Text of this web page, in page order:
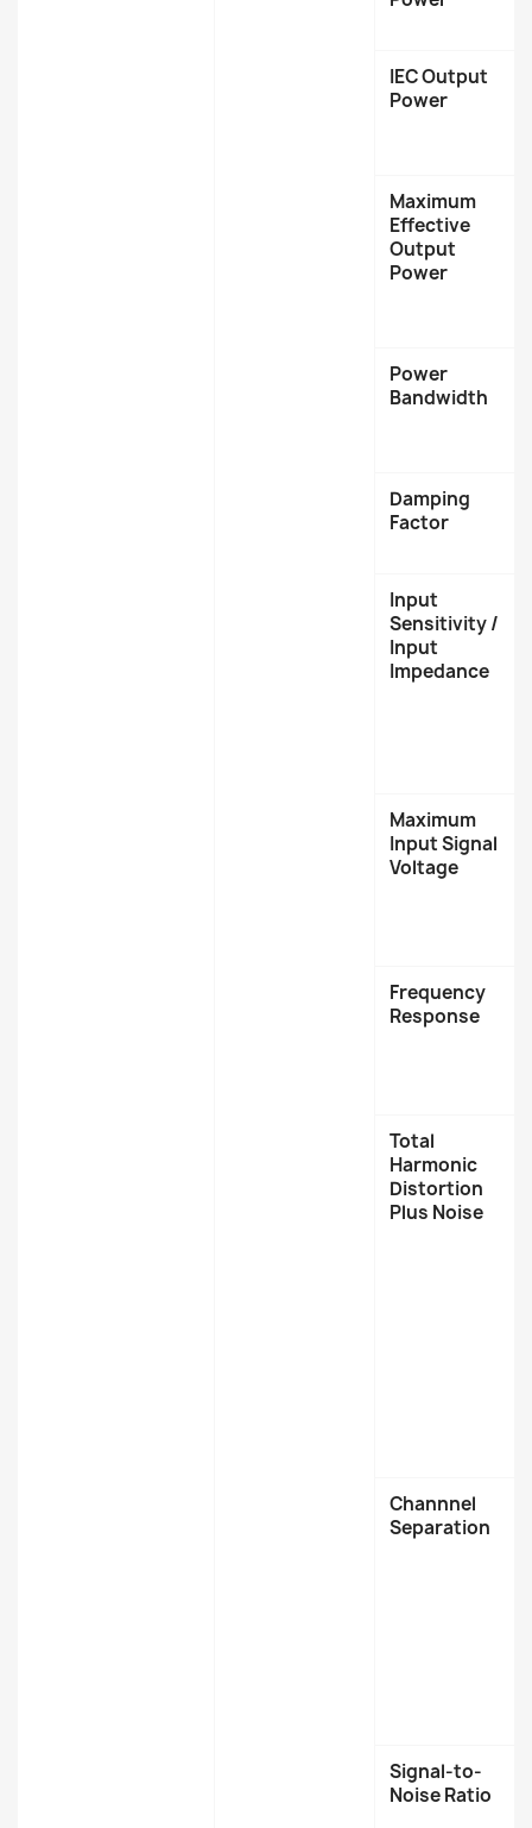
IEC Output
Power
Maximum
Effective
Output
Power
Power
Bandwidth
Damping
Factor
Input
Sensitivity /
Input
Impedance
Maximum
Input Signal
Voltage
Frequency
Response
Total
Harmonic
Distortion
Plus Noise
Channnel
Separation
Signal-to-
Noise Ratio